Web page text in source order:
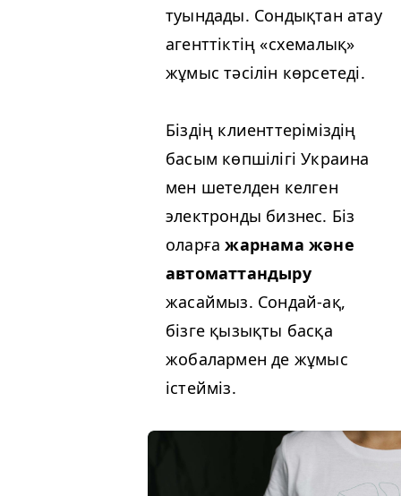
туындады. Сондықтан атау
агенттіктің «схемалық»
жұмыс тәсілін көрсетеді.
Біздің клиенттеріміздің
басым көпшілігі Украина
мен шетелден келген
электронды бизнес. Біз
оларға жарнама және
автоматтандыру
жасаймыз. Сондай-ақ,
бізге қызықты басқа
жобалармен де жұмыс
істейміз.